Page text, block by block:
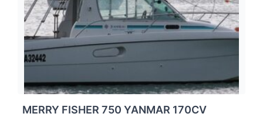
MERRY FISHER 750 YANMAR 170CV